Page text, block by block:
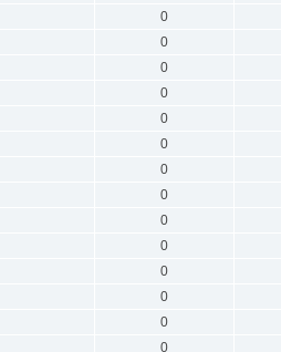
0
0
0
0
0
0
0
0
0
0
0
0
0
0